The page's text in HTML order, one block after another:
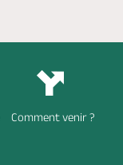
Comment venir ?